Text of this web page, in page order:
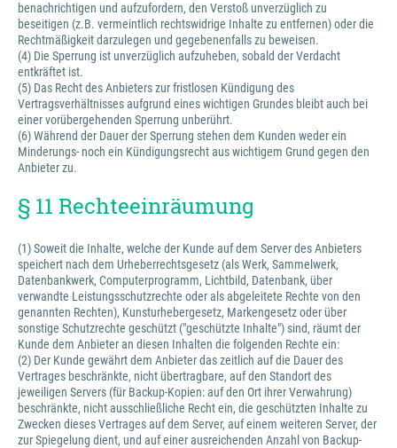
benachrichtigen und aufzufordern, den Verstoß unverzüglich zu
beseitigen (z.B. vermeintlich rechtswidrige Inhalte zu entfernen) oder die
Rechtmäßigkeit darzulegen und gegebenenfalls zu beweisen.
(4) Die Sperrung ist unverzüglich aufzuheben, sobald der Verdacht
entkräftet ist.
(5) Das Recht des Anbieters zur fristlosen Kündigung des
Vertragsverhältnisses aufgrund eines wichtigen Grundes bleibt auch bei
einer vorübergehenden Sperrung unberührt.
(6) Während der Dauer der Sperrung stehen dem Kunden weder ein
Minderungs- noch ein Kündigungsrecht aus wichtigem Grund gegen den
Anbieter zu.
§ 11 Rechteeinräumung
(1) Soweit die Inhalte, welche der Kunde auf dem Server des Anbieters
speichert nach dem Urheberrechtsgesetz (als Werk, Sammelwerk,
Datenbankwerk, Computerprogramm, Lichtbild, Datenbank, über
verwandte Leistungsschutzrechte oder als abgeleitete Rechte von den
genannten Rechten), Kunsturhebergesetz, Markengesetz oder über
sonstige Schutzrechte geschützt ("geschützte Inhalte") sind, räumt der
Kunde dem Anbieter an diesen Inhalten die folgenden Rechte ein:
(2) Der Kunde gewährt dem Anbieter das zeitlich auf die Dauer des
Vertrages beschränkte, nicht übertragbare, auf den Standort des
jeweiligen Servers (für Backup-Kopien: auf den Ort ihrer Verwahrung)
beschränkte, nicht ausschließliche Recht ein, die geschützten Inhalte zu
Zwecken dieses Vertrages auf dem Server, auf einem weiteren Server, der
zur Spiegelung dient, und auf einer ausreichenden Anzahl von Backup-